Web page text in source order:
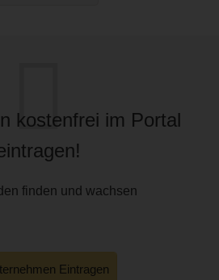
kostenfrei im Portal
finden und wachsen
Eintragen